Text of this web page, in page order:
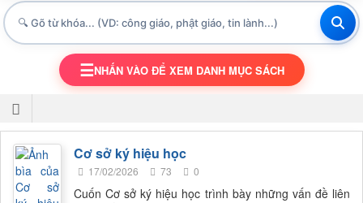
TOGGLE NAVIGATION
☰NHẤN VÀO ĐỂ XEM DANH MỤC SÁCH
Cơ sở ký hiệu học
17/02/2026 73 0
Cuốn Cơ sở ký hiệu học trình bày những vấn đề liên